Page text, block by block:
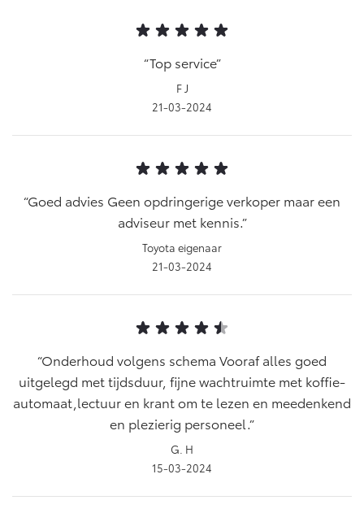
Top service
F J
21-03-2024
Goed advies Geen opdringerige verkoper maar een
adviseur met kennis.
Toyota eigenaar
21-03-2024
Onderhoud volgens schema Vooraf alles goed
uitgelegd met tijdsduur, fijne wachtruimte met koffie-
automaat,lectuur en krant om te lezen en meedenkend
en plezierig personeel.
G. H
15-03-2024